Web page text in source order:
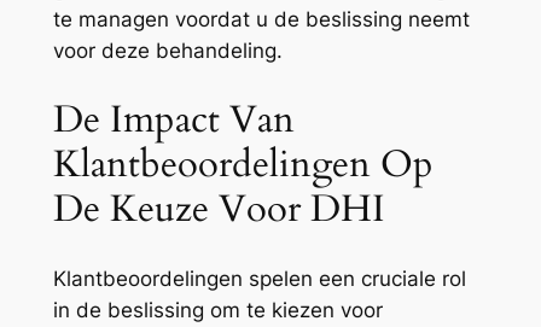
te managen voordat u de beslissing neemt
voor deze behandeling.
De Impact Van
Klantbeoordelingen Op
De Keuze Voor DHI
Klantbeoordelingen spelen een cruciale rol
in de beslissing om te kiezen voor